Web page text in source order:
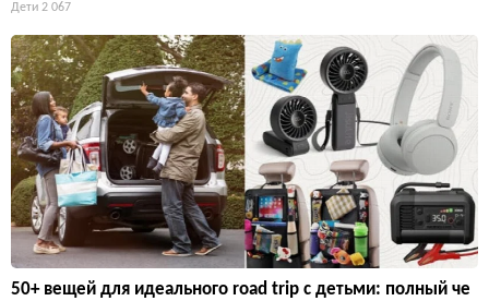
Дети 2 067
50+ вещей для идеального road trip с детьми: полный че